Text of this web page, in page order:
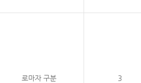
로마자 구분 3